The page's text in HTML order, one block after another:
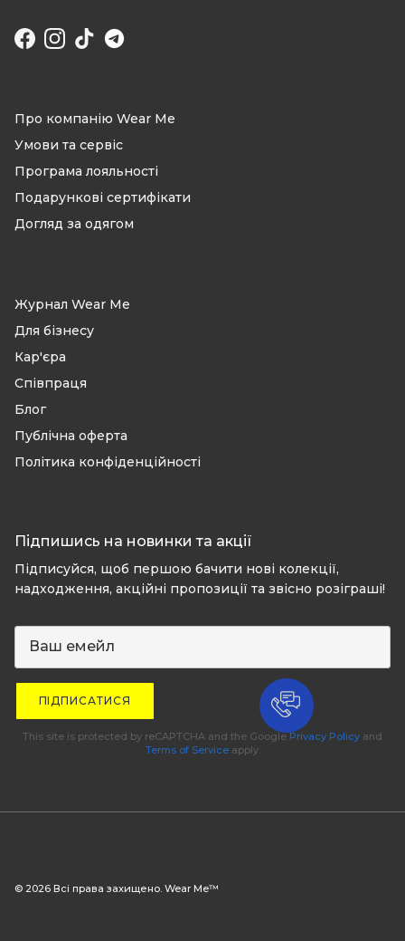
Facebook
Instagram
TikTok
Про компанію Wear Me
Умови та сервіс
Програма лояльності
Подарункові сертифікати
Догляд за одягом
Журнал Wear Me
Для бізнесу
Кар'єра
Співпраця
Блог
Публічна оферта
Політика конфіденційності
Підпишись на новинки та акції
Підписуйся, щоб першою бачити нові колекції,
надходження, акційні пропозиції та звісно розіграші!
ПІДПИСАТИСЯ
This site is protected by reCAPTCHA and the GooglePrivacy Policy and
Terms of Serviceapply.
© 2026 Всі права захищено. Wear Me™